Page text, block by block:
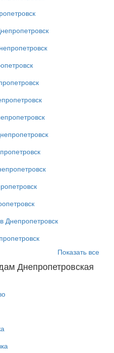
Днепропетровск
Показать все
Днепропетровская